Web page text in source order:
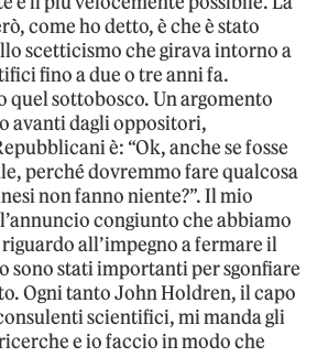
come ho detto, è che è stato
scetticismo che girava intorno a
fino a due o tre anni fa.
sottobosco. Un argomento
avanti dagli oppositori,
è: “Ok, anche se fosse
perché dovremmo fare qualcosa
non fanno niente?”. Il mio
congiunto che abbiamo
all’impegno a fermare il
sono stati importanti per sgonfiare
Ogni tanto John Holdren, il capo
scientifici, mi manda gli
e io faccio in modo che